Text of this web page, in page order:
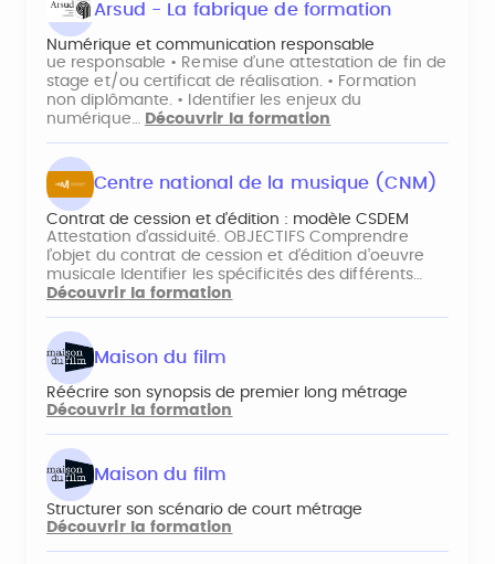
Arsud - La fabrique de formation
Numérique et communication responsable
ue responsable • Remise d’une attestation de fin de
stage et/ou certificat de réalisation. • Formation
non diplômante. • Identifier les enjeux du
numérique… Découvrir la formation
Centre national de la musique (CNM)
Contrat de cession et d'édition : modèle CSDEM
Attestation d’assiduité. OBJECTIFS Comprendre
l’objet du contrat de cession et d’édition d’oeuvre
musicale Identifier les spécificités des différents…
Découvrir la formation
Maison du film
Réécrire son synopsis de premier long métrage
Découvrir la formation
Maison du film
Structurer son scénario de court métrage
Découvrir la formation